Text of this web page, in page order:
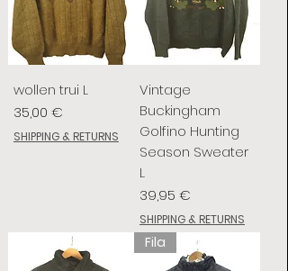
wollen trui L
Preis
35,00 €
SHIPPING & RETURNS
Vintage
Buckingham
Golfino Hunting
Season Sweater
L
Preis
39,95 €
SHIPPING & RETURNS
Fila